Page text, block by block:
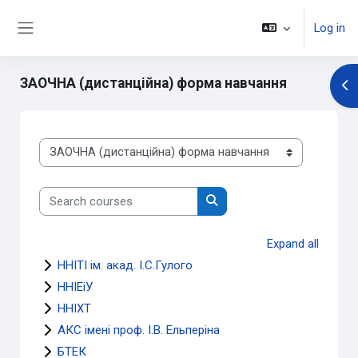
Log in
ЗАОЧНА (дистанційна) форма навчання
Course categories
Search courses
Search courses
Expand all
ННІТІ ім. акад. І.С.Гулого
ННІЕіУ
ННІХТ
АКС імені проф. І.В. Ельперіна
БТЕК